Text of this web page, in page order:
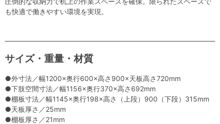
も快適で働きやすい環境を実現。
サイズ・重量・材質
●外寸法／幅1200×奥行600×高さ900×天板高さ720mm
●下肢空間寸法／幅1156×奥行370×高さ692mm
●棚板寸法／幅1145×奥行198×高さ（上段）900（下段）315mm
●天板厚さ／25mm
●棚板厚さ／21mm